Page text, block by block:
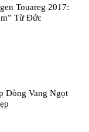
Touareg 2017:
Từ Đức
Dòng Vang Ngọt